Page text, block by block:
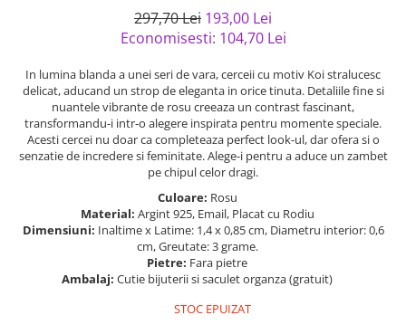
297,70 Lei 193,00 Lei
Economisesti: 104,70 Lei
In lumina blanda a unei seri de vara, cerceii cu motiv Koi stralucesc
delicat, aducand un strop de eleganta in orice tinuta. Detaliile fine si
nuantele vibrante de rosu creeaza un contrast fascinant,
transformandu-i intr-o alegere inspirata pentru momente speciale.
Acesti cercei nu doar ca completeaza perfect look-ul, dar ofera si o
senzatie de incredere si feminitate. Alege-i pentru a aduce un zambet
pe chipul celor dragi.
Culoare: Rosu
Material: Argint 925, Email, Placat cu Rodiu
Dimensiuni: Inaltime x Latime: 1,4 x 0,85 cm, Diametru interior: 0,6
cm, Greutate: 3 grame.
Pietre: Fara pietre
Ambalaj: Cutie bijuterii si saculet organza (gratuit)
STOC EPUIZAT